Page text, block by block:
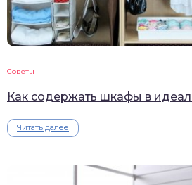
Советы
Как содержать шкафы в
Читать далее